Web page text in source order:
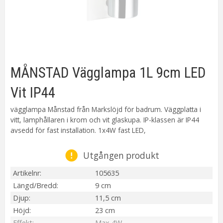
MÅNSTAD Vägglampa 1L 9cm LED
Vit IP44
vägglampa Månstad från Markslöjd för badrum. Väggplatta i
vitt, lamphållaren i krom och vit glaskupa. IP-klassen är IP44
avsedd för fast installation. 1x4W fast LED,
Utgången produkt
Artikelnr
105635
Längd/Bredd
9 cm
Djup
11,5 cm
Höjd
23 cm